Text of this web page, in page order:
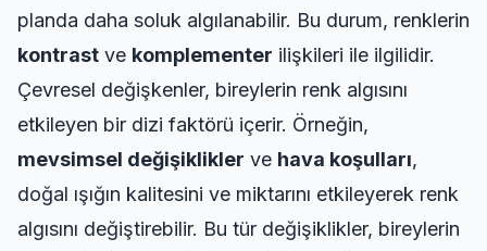
planda daha soluk algılanabilir. Bu durum, renklerin
kontrast ve komplementer ilişkileri ile ilgilidir.
Çevresel değişkenler, bireylerin renk algısını
etkileyen bir dizi faktörü içerir. Örneğin,
mevsimsel değişiklikler ve hava koşulları,
doğal ışığın kalitesini ve miktarını etkileyerek renk
algısını değiştirebilir. Bu tür değişiklikler, bireylerin